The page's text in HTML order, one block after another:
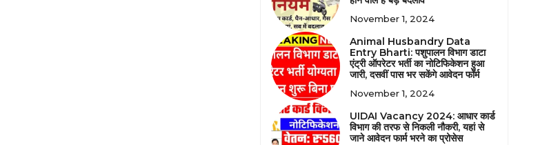
November 1, 2024
Animal Husbandry Data
Entry Bharti: पशुपालन विभाग डाटा
एंट्री ऑपरेटर भर्ती का नोटिफिकेशन हुआ
जारी, दसवीं पास भर सकेंगे आवेदन फॉर्म
November 1, 2024
UIDAI Vacancy 2024: आधार कार्ड
विभाग की तरफ से निकली नौकरी, यहां से
जाने आवेदन फार्म भरने का प्रोसेस